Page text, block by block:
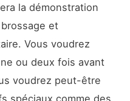
la démonstration
et
Vous voudrez
ou deux fois avant
voudrez peut-être
spéciaux comme des